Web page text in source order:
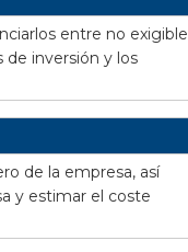
entre no exigible
de inversión y los
de la empresa, así
y estimar el coste